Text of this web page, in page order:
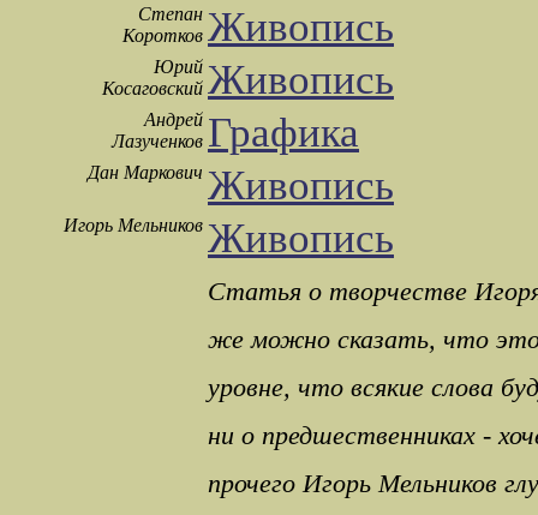
Степан
Коротков Живопись
Юрий
Косаговский Живопись
Андрей
Лазученков Графика
Дан Маркович Живопись
Игорь Мельников Живопись
Статья о творчестве
же можно сказать, что
уровне, что всякие слова
ни о предшественниках -
прочего Игорь Мельников